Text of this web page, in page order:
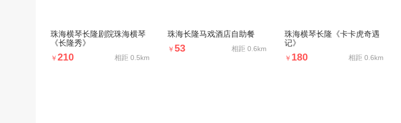
珠海横琴长隆剧院珠海横琴
《长隆秀》
￥210 相距 0.5km
珠海长隆马戏酒店自助餐
￥53 相距 0.6km
珠海横琴长隆《卡卡虎奇遇
记》
￥ 180 相距 0.6km